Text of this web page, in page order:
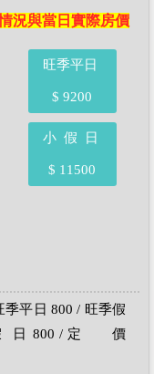
況與當日實際房價
旺季平日
$ 9200
小 假 日
$ 11500
日 800 / 旺季假
日 800 / 定 價